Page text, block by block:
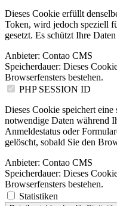
Dieses Cookie erfüllt
Token, wird jedoch speziell
gesetzt. Es schützt Ihre
Anbieter: Contao CMS
Speicherdauer: Dieses
Browserfensters bestehen.
PHP SESSION ID
Dieses Cookie speichert
notwendige Daten während
Anmeldestatus oder
gelöscht, sobald Sie den
Anbieter: Contao CMS
Speicherdauer: Dieses
Browserfensters bestehen.
Statistiken